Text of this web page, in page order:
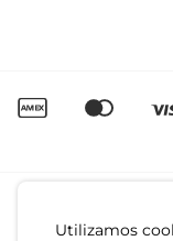
Utilizamos
Regulamento de
Canal de Denúncias